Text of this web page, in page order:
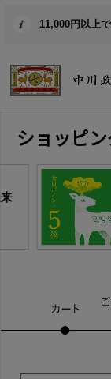
11,000円以上
ショッピ